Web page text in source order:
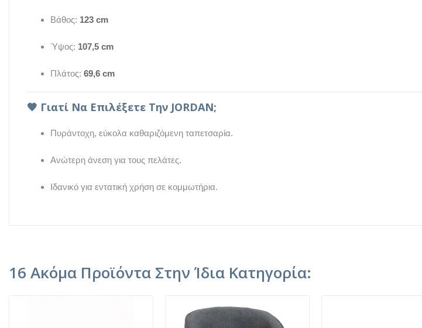
Βάθος: 123 cm
Ύψος: 107,5 cm
Πλάτος: 69,6 cm
🖤 Γιατί Να Επιλέξετε Την JORDAN;
Πυράντοχη, εύκολα καθαριζόμενη ταπετσαρία.
Ανώτερη άνεση για τους πελάτες.
Ιδανικό για εντατική χρήση σε κομμωτήρια.
16 Ακόμα Προϊόντα Στην Ίδια Κατηγορία: